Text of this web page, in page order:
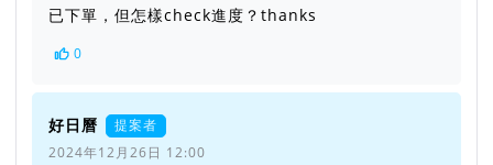
已下單，但怎樣check進度？thanks
0
好日曆
提案者
2024年12月26日 12:00